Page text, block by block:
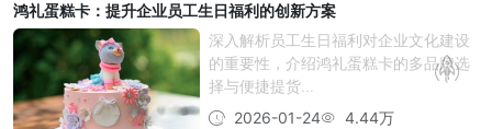
鸿礼蛋糕卡：提升企业员工生日福利的创新方案
深入解析员工生日福利对企业文化建设
的重要性，介绍鸿礼蛋糕卡的多品牌选
择与便捷提货...
2026-01-24
4.44万